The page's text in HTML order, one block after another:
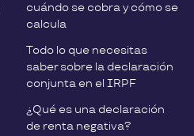
cuándo se cobra y cómo se
calcula
Todo lo que necesitas
saber sobre la declaración
conjunta en el IRPF
¿Qué es una declaración
de renta negativa?